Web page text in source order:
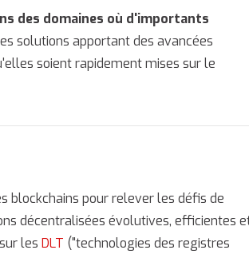
des domaines où d'importants
solutions apportant des avancées
soient rapidement mises sur le
blockchains pour relever les défis de
décentralisées évolutives, efficientes
lesDLT ("technologies des registres